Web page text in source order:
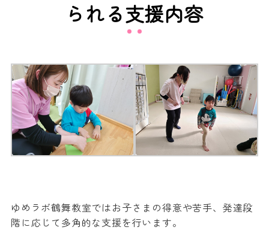
られる支援内容
ゆめラボ鶴舞教室ではお子さまの得意や苦手、発達段
階に応じて多角的な支援を行います。